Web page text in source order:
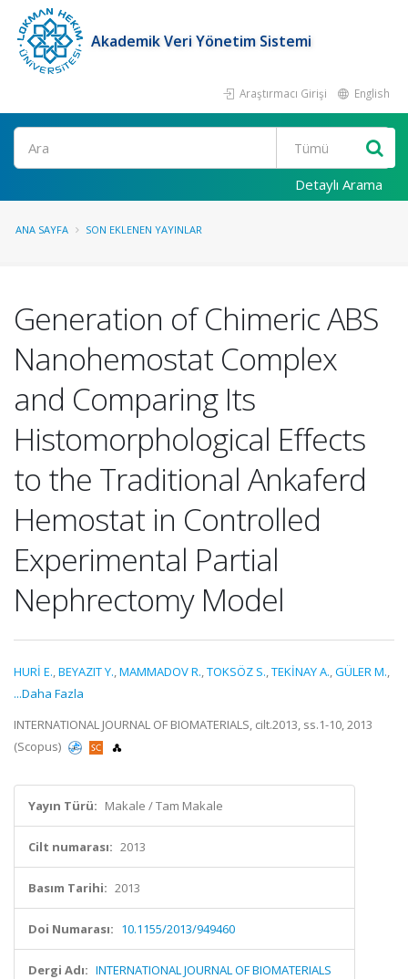
Akademik Veri Yönetim Sistemi
Araştırmacı Girişi English
Ara
Detaylı Arama
ANA SAYFA SON EKLENEN YAYINLAR
Generation of Chimeric ABS
Nanohemostat Complex
and Comparing Its
Histomorphological Effects
to the Traditional Ankaferd
Hemostat in Controlled
Experimental Partial
Nephrectomy Model
HURİ E.,BEYAZIT Y.,MAMMADOV R.,TOKSÖZ S.,TEKİNAY A.,GÜLER M.,
...Daha Fazla
INTERNATIONAL JOURNAL OF BIOMATERIALS, cilt.2013, ss.1-10, 2013
(Scopus)
Yayın Türü: Makale / Tam Makale
Cilt numarası: 2013
Basım Tarihi: 2013
Doi Numarası: 10.1155/2013/949460
Dergi Adı: INTERNATIONAL JOURNAL OF BIOMATERIALS